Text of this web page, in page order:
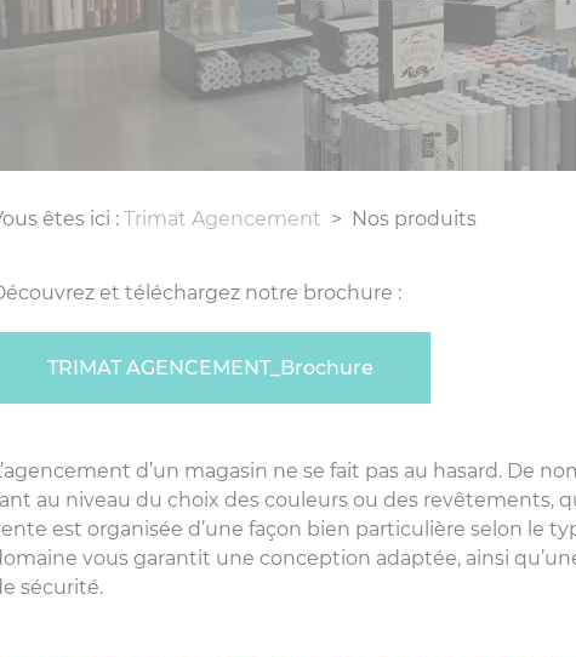
êtes ici : Trimat Agencement > Nos produits
et téléchargez notre brochure :
TRIMAT AGENCEMENT_Brochure
d’un magasin ne se fait pas au hasard. De
au niveau du choix des couleurs ou des revêtements,
est organisée d’une façon bien particulière selon le
vous garantit une conception adaptée, ainsi
sécurité.